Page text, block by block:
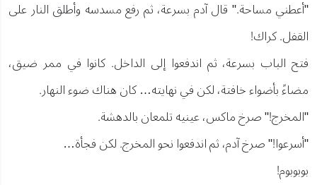
"أعطني مساحة." قال آدم بسرعة، ثم رفع مسدسه وأطلق النار على
القفل. كراك!
فتح الباب بسرعة، ثم اندفعوا إلى الداخل. كانوا في ممر ضيق،
مضاءً بأضواء خافتة، لكن في نهايته… كان هناك ضوء النهار.
"المخرج!" صرخ ماكس، عينيه تلمعان بالدهشة.
"أسرعوا!" صرخ آدم، ثم اندفعوا نحو المخرج. لكن فجأة…
بوبوبوم!